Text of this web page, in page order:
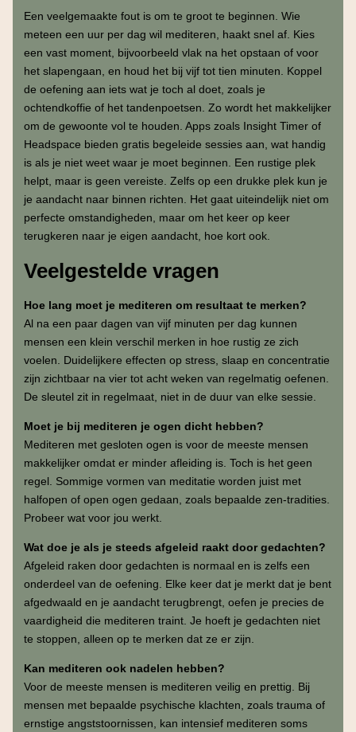
Een veelgemaakte fout is om te groot te beginnen. Wie
meteen een uur per dag wil mediteren, haakt snel af. Kies
een vast moment, bijvoorbeeld vlak na het opstaan of voor
het slapengaan, en houd het bij vijf tot tien minuten. Koppel
de oefening aan iets wat je toch al doet, zoals je
ochtendkoffie of het tandenpoetsen. Zo wordt het makkelijker
om de gewoonte vol te houden. Apps zoals Insight Timer of
Headspace bieden gratis begeleide sessies aan, wat handig
is als je niet weet waar je moet beginnen. Een rustige plek
helpt, maar is geen vereiste. Zelfs op een drukke plek kun je
je aandacht naar binnen richten. Het gaat uiteindelijk niet om
perfecte omstandigheden, maar om het keer op keer
terugkeren naar je eigen aandacht, hoe kort ook.
Veelgestelde vragen
Hoe lang moet je mediteren om resultaat te merken?
Al na een paar dagen van vijf minuten per dag kunnen
mensen een klein verschil merken in hoe rustig ze zich
voelen. Duidelijkere effecten op stress, slaap en concentratie
zijn zichtbaar na vier tot acht weken van regelmatig oefenen.
De sleutel zit in regelmaat, niet in de duur van elke sessie.
Moet je bij mediteren je ogen dicht hebben?
Mediteren met gesloten ogen is voor de meeste mensen
makkelijker omdat er minder afleiding is. Toch is het geen
regel. Sommige vormen van meditatie worden juist met
halfopen of open ogen gedaan, zoals bepaalde zen-tradities.
Probeer wat voor jou werkt.
Wat doe je als je steeds afgeleid raakt door gedachten?
Afgeleid raken door gedachten is normaal en is zelfs een
onderdeel van de oefening. Elke keer dat je merkt dat je bent
afgedwaald en je aandacht terugbrengt, oefen je precies de
vaardigheid die mediteren traint. Je hoeft je gedachten niet
te stoppen, alleen op te merken dat ze er zijn.
Kan mediteren ook nadelen hebben?
Voor de meeste mensen is mediteren veilig en prettig. Bij
mensen met bepaalde psychische klachten, zoals trauma of
ernstige angststoornissen, kan intensief mediteren soms